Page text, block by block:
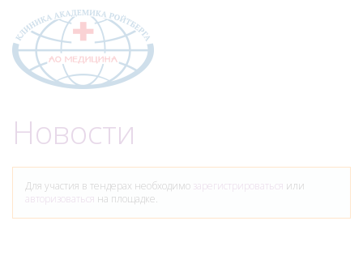
Новости
Для участия в тендерах необходимо зарегистрироваться или
авторизоваться на площадке.